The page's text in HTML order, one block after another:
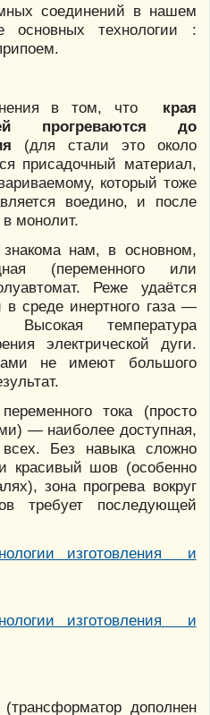
соединений в нашем
основных технологии :
в том, что края
прогреваются до
(для стали это около
присадочный материал,
который тоже
воедино, и после
монолит.
знакома нам, в основном,
(переменного или
Реже удаётся
в среде инертного газа —
Высокая температура
электрической дуги.
не имеют большого
тока (просто
— наиболее доступная,
Без навыка сложно
красивый шов (особенно
зона прогрева вокруг
требует последующей
дополнен